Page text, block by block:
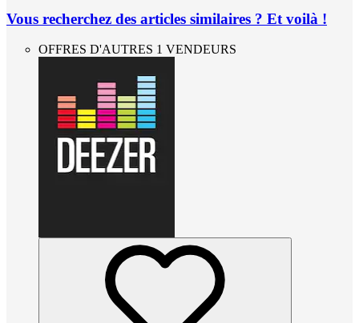
Vous recherchez des articles similaires ? Et voilà !
OFFRES D'AUTRES 1 VENDEURS